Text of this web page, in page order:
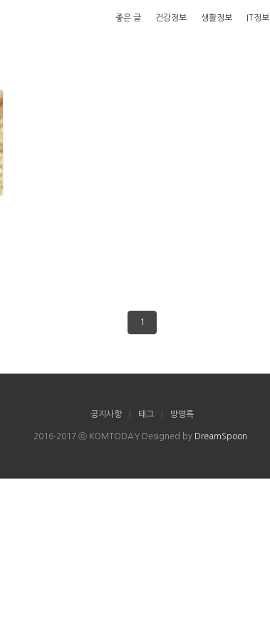
좋은 글 건강정보 생활정보 IT정보
1
공지사항 태그 방명록
2016-2017 ⓒ KOMTODAY Designed by DreamSpoon